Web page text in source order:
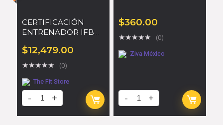
CERTIFICACIÓN
ENTRENADOR IFBB
$12,479.00
★★★★★ (0)
The Fit Store
$360.00
★★★★★ (0)
Ziva México